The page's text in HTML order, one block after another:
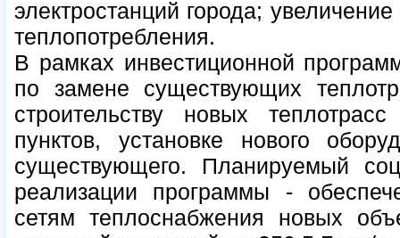
электростанций города;
теплопотребления.
В рамках инвестиционной
по замене существующих
строительству новых
пунктов, установке нового
существующего. Планируемый
реализации программы -
сетям теплоснабжения новых